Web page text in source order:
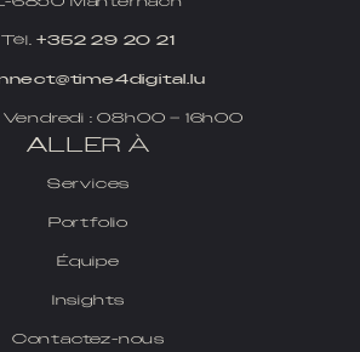
Tél.+352 29 20 21
Vendredi : 08h00 – 16h00
ALLER À
Services
Portfolio
Équipe
Insights
Contactez-nous